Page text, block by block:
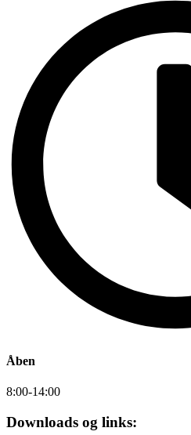
Åben
8:00-14:00
Downloads og links: